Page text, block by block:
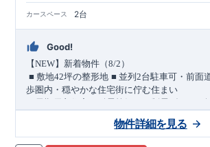
カースペース 2台
Good!
【NEW】新着物件（8/2 ）
​■敷地42坪の整形地 ​■並列2台駐車可・前面
歩圏内・穏やかな住宅街に佇む住まい
＜長期優良住宅／耐震等級３・制震ダンパー
前面道路は幅員6mあり、 お車の出
物件詳細を見る